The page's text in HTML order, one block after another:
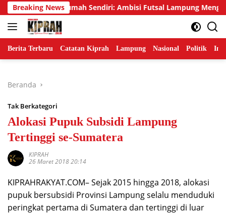
Langsung
ke
konten
Breaking News
di Rumah Sendiri: Ambisi Futsal Lampung Mengakhiri
Berita Terbaru Catatan Kiprah Lampung Nasional Politik
Beranda
Tak Berkategori
Alokasi Pupuk Subsidi Lampung
Tertinggi se-Sumatera
KIPRAH
26 Maret 2018 20:14
KIPRAHRAKYAT.COM– Sejak 2015 hingga 2018, alokasi
pupuk bersubsidi Provinsi Lampung selalu menduduki
peringkat pertama di Sumatera dan tertinggi di luar